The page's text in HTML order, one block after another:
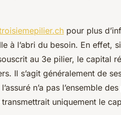
pour plus
à l’abri du besoin. En effet,
au 3e pilier, le capital
Il s’agit généralement de
n’a pas l’ensemble
uniquement le